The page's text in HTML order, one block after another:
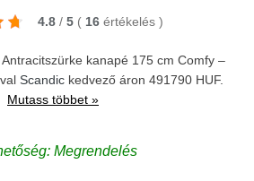
4.8 / 5 ( 16 értékelés )
kanapé 175 cm Comfy –
Scandickedvező áron 491790 HUF.
Mutass többet »
Megrendelés